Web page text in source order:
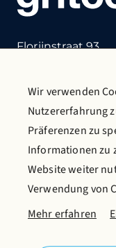
Florijnstraat 93
T:+31 (0)180 412
Kontaktiere uns
Katalog
Wir verwenden
Nutzererfahrung
Präferenzen zu
Informationen zu
Website weiter
Verwendung von
Mehr erfahren